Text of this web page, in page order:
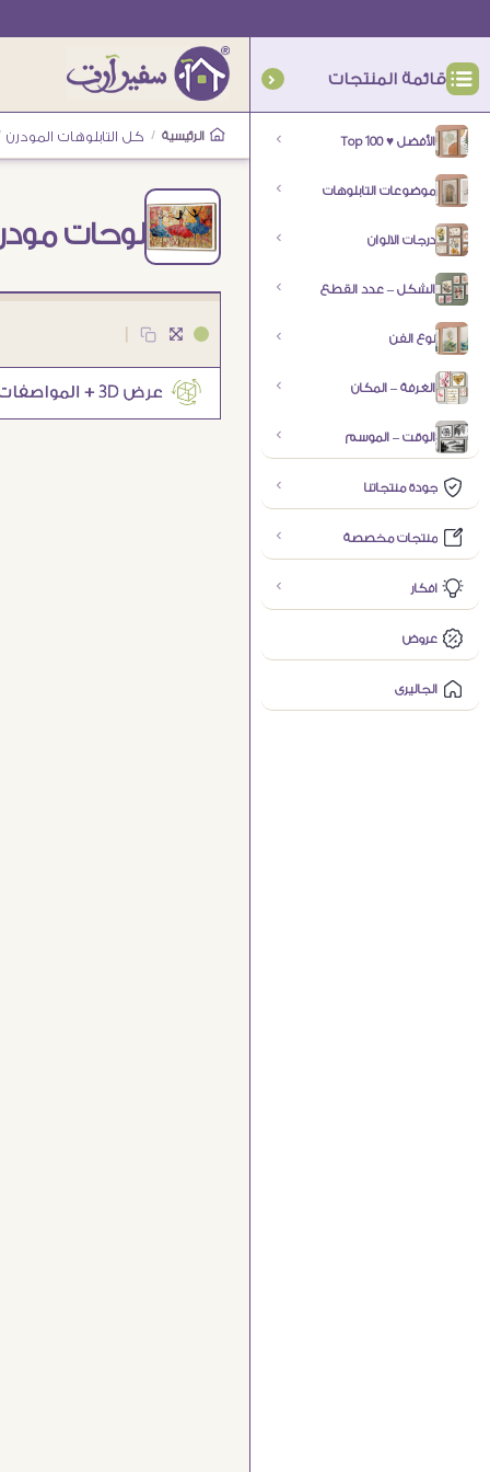
قائمة المنتجات
الأفضل ♥ Top 100
موضوعات التابلوهات
درجات الالوان
الشكل – عدد القطع
نوع الفن
الغرفة – المكان
الوقت – الموسم
جودة منتجاتنا
منتجات مخصصة
افكار
عروض
الجاليرى
الرئيسية / كل التابلوهات المودرن
لوحات